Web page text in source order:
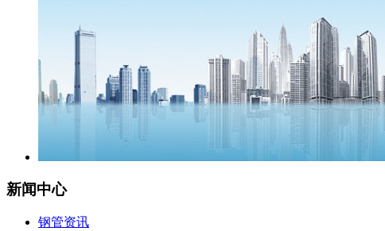
新闻中心
钢管资讯